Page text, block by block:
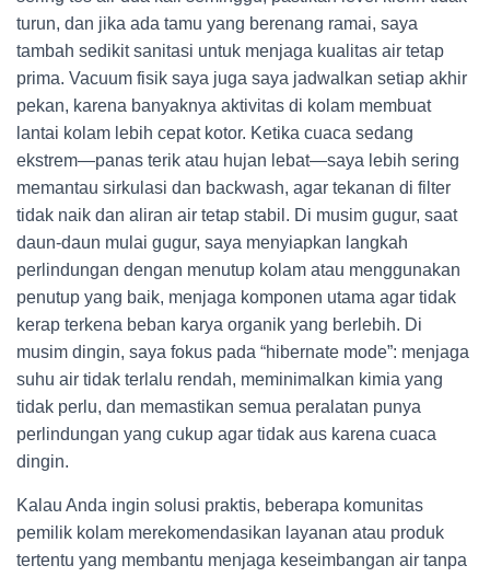
turun, dan jika ada tamu yang berenang ramai, saya
tambah sedikit sanitasi untuk menjaga kualitas air tetap
prima. Vacuum fisik saya juga saya jadwalkan setiap akhir
pekan, karena banyaknya aktivitas di kolam membuat
lantai kolam lebih cepat kotor. Ketika cuaca sedang
ekstrem—panas terik atau hujan lebat—saya lebih sering
memantau sirkulasi dan backwash, agar tekanan di filter
tidak naik dan aliran air tetap stabil. Di musim gugur, saat
daun-daun mulai gugur, saya menyiapkan langkah
perlindungan dengan menutup kolam atau menggunakan
penutup yang baik, menjaga komponen utama agar tidak
kerap terkena beban karya organik yang berlebih. Di
musim dingin, saya fokus pada “hibernate mode”: menjaga
suhu air tidak terlalu rendah, meminimalkan kimia yang
tidak perlu, dan memastikan semua peralatan punya
perlindungan yang cukup agar tidak aus karena cuaca
dingin.
Kalau Anda ingin solusi praktis, beberapa komunitas
pemilik kolam merekomendasikan layanan atau produk
tertentu yang membantu menjaga keseimbangan air tanpa